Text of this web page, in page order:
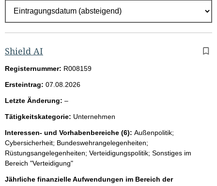
g
e
b
n
s
s
e
p
r
o
Shield AI
Registernummer: R008159
Ersteintrag: 07.08.2026
Letzte Änderung: –l
e
r
Tätigkeitskategorie: Unternehmen
Interessen- und Vorhabenbereiche (6): Außenpolitik;
Cybersicherheit; Bundeswehrangelegenheiten;
Rüstungsangelegenheiten; Verteidigungspolitik; Sonstiges im
Bereich "Verteidigung"
Jährliche finanzielle Aufwendungen im Bereich der